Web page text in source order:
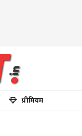
प्रीमियम